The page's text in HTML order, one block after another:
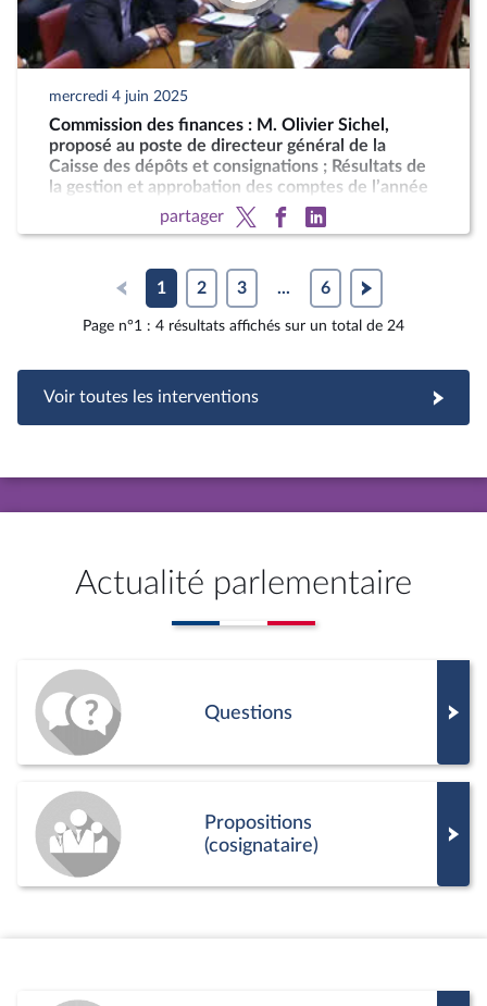
mercredi 4 juin 2025
Commission des finances : M. Olivier Sichel,
proposé au poste de directeur général de la
Caisse des dépôts et consignations ; Résultats de
la gestion et approbation des comptes de l’année
partager
1 2 3 ... 6
Page n°1 : 4 résultats affichés sur un total de 24
Voir toutes les interventions
Actualité parlementaire
Questions
Propositions
(cosignataire)